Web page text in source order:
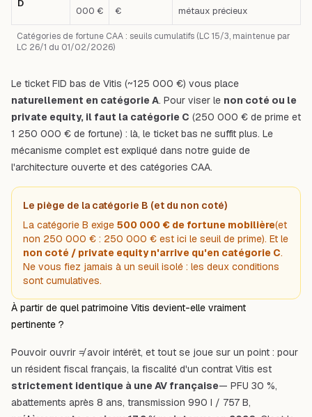
Catégories de fortune CAA : seuils cumulatifs (LC 15/3, maintenue par
LC 26/1 du 01/02/2026)
D
000 €
€
métaux précieux
Le ticket FID bas de Vitis (~125 000 €) vous place
naturellement en catégorie A. Pour viser le non coté ou le
private equity, il faut la catégorie C (250 000 € de prime et
1 250 000 € de fortune) : là, le ticket bas ne suffit plus. Le
mécanisme complet est expliqué dans notre guide de
l'architecture ouverte et des catégories CAA.
Le piège de la catégorie B (et du non coté)
La catégorie B exige 500 000 € de fortune mobilière(et
non 250 000 € : 250 000 € est ici le seuil de prime). Et le
non coté / private equity n'arrive qu'en catégorie C.
Ne vous fiez jamais à un seuil isolé : les deux conditions
sont cumulatives.
À partir de quel patrimoine Vitis devient-elle vraiment
pertinente ?
Pouvoir ouvrir ≠ avoir intérêt, et tout se joue sur un point : pour
un résident fiscal français, la fiscalité d'un contrat Vitis est
strictement identique à une AV française— PFU 30 %,
abattements après 8 ans, transmission 990 I / 757 B,